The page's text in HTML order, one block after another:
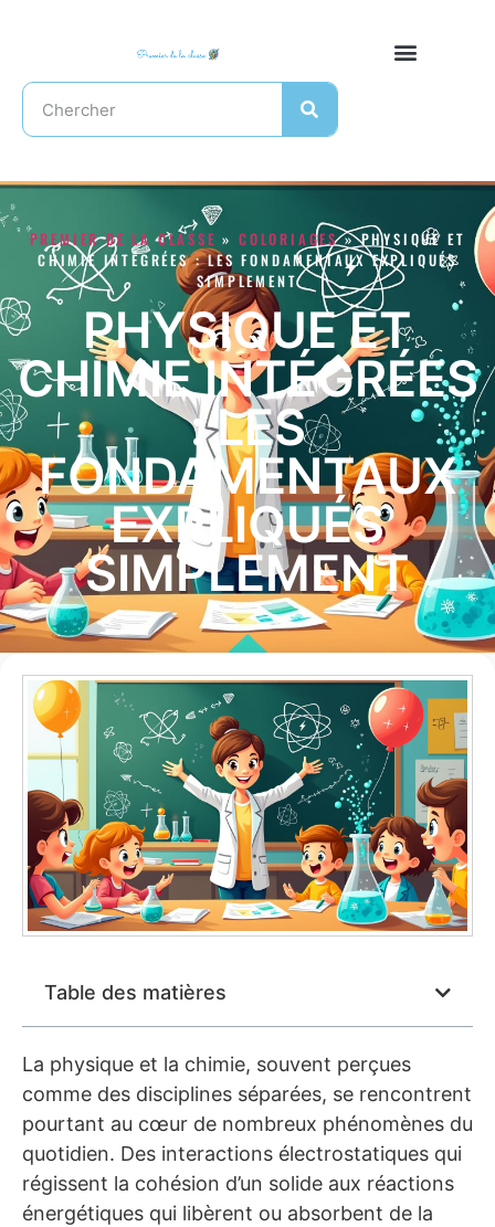
PREMIER DE LA CLASSE »COLORIAGES»PHYSIQUE ET
CHIMIE INTÉGRÉES : LES FONDAMENTAUX EXPLIQUÉS
SIMPLEMENT
PHYSIQUE ET
CHIMIE INTÉGRÉES
: LES
FONDAMENTAUX
EXPLIQUÉS
SIMPLEMENT
Table des matières
La physique et la chimie, souvent perçues
comme des disciplines séparées, se rencontrent
pourtant au cœur de nombreux phénomènes du
quotidien. Des interactions électrostatiques qui
régissent la cohésion d’un solide aux réactions
énergétiques qui libèrent ou absorbent de la